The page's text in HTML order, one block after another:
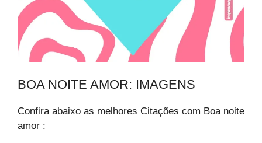
BOA NOITE AMOR: IMAGENS
Confira abaixo as melhores Citações com Boa noite
amor :